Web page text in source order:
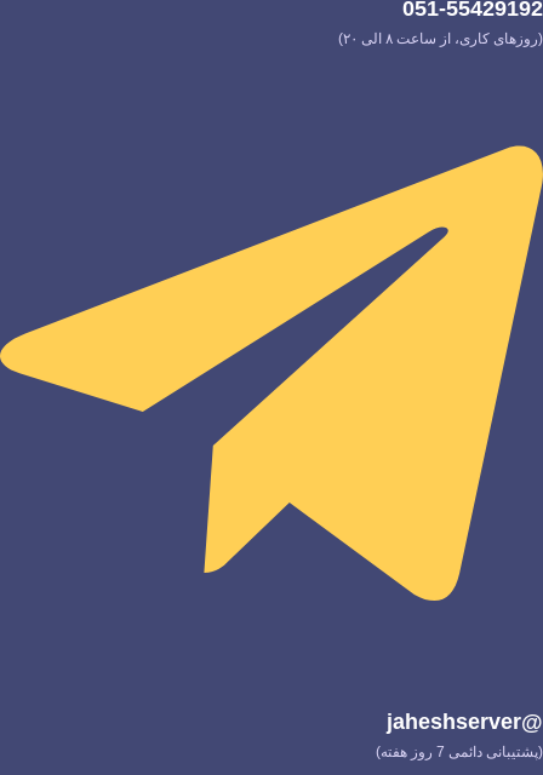
051-55429192
(روزهای کاری، از ساعت ۸ الی ۲۰)
@jaheshserver
(پشتیبانی دائمی 7 روز هفته)